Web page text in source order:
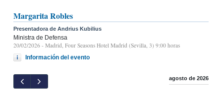
Margarita Robles
Presentadora de Andrius Kubilius
Ministra de Defensa
20/02/2026 - Madrid, Four Seasons Hotel Madrid (Sevilla, 3) 9:00 horas
Información del evento
agosto de 2026